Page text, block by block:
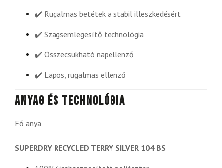
✔️ Rugalmas betétek a stabil illeszkedésért
✔️ Szagsemlegesítő technológia
✔️ Összecsukható napellenző
✔️ Lapos, rugalmas ellenző
Anyag és technológia
Fő anya
SUPERDRY RECYCLED TERRY SILVER 104 BS